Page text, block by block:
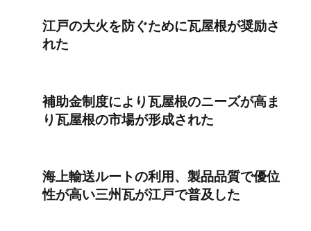
江戸の大火を防ぐために瓦屋根が奨励さ
れた
補助金制度により瓦屋根のニーズが高ま
り瓦屋根の市場が形成された
海上輸送ルートの利用、製品品質で優位
性が高い三州瓦が江戸で普及した